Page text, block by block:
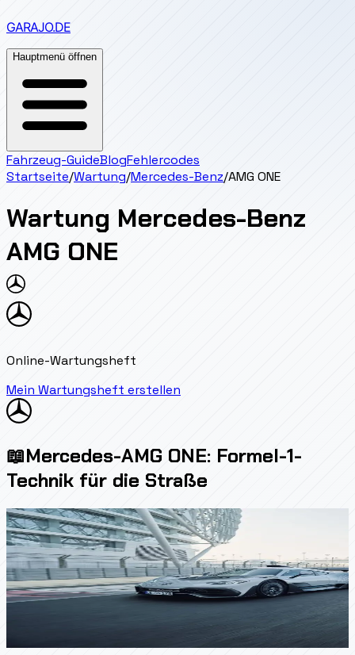
GARAJO.DE
Hauptmenü öffnen
Fahrzeug-GuideBlogFehlercodes
Startseite/Wartung/Mercedes-Benz/AMG ONE
Wartung Mercedes-Benz
AMG ONE
Online-Wartungsheft
Mein Wartungsheft erstellen
📖Mercedes-AMG ONE: Formel-1-
Technik für die Straße